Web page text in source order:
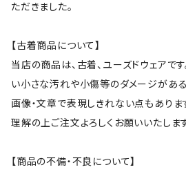
ただきました。
【古着商品について】
当店の商品は、古着、ユーズドウェアで
い小さな汚れや小傷等のダメージがある
画像・文章で表現しきれない点もありま
理解の上ご注文よろしくお願いいたします
【商品の不備・不良について】